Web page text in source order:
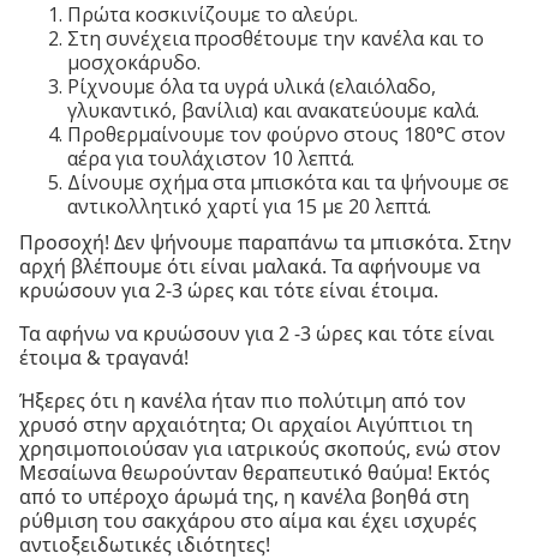
Πρώτα κοσκινίζουμε το αλεύρι.
Στη συνέχεια προσθέτουμε την κανέλα και το
μοσχοκάρυδο.
Ρίχνουμε όλα τα υγρά υλικά (ελαιόλαδο,
γλυκαντικό, βανίλια) και ανακατεύουμε καλά.
Προθερμαίνουμε τον φούρνο στους 180°C στον
αέρα για τουλάχιστον 10 λεπτά.
Δίνουμε σχήμα στα μπισκότα και τα ψήνουμε σε
αντικολλητικό χαρτί για 15 με 20 λεπτά.
Προσοχή! Δεν ψήνουμε παραπάνω τα μπισκότα. Στην
αρχή βλέπουμε ότι είναι μαλακά. Τα αφήνουμε να
κρυώσουν για 2-3 ώρες και τότε είναι έτοιμα.
Τα αφήνω να κρυώσουν για 2 -3 ώρες και τότε είναι
έτοιμα & τραγανά!
Ήξερες ότι η κανέλα ήταν πιο πολύτιμη από τον
χρυσό στην αρχαιότητα; Οι αρχαίοι Αιγύπτιοι τη
χρησιμοποιούσαν για ιατρικούς σκοπούς, ενώ στον
Μεσαίωνα θεωρούνταν θεραπευτικό θαύμα! Εκτός
από το υπέροχο άρωμά της, η κανέλα βοηθά στη
ρύθμιση του σακχάρου στο αίμα και έχει ισχυρές
αντιοξειδωτικές ιδιότητες!